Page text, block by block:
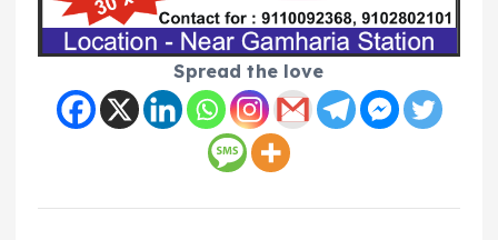
Spread the love